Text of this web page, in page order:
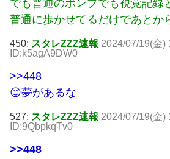
でも普通のボンプでも視覚記録
普通に歩かせてるだけであとか
450: スタレZZZ速報 2024/07/19(金)
ID:k5agA9DW0
>>448
😊夢があるな
527: スタレZZZ速報 2024/07/19(金)
ID:9QbpkqTv0
>>448